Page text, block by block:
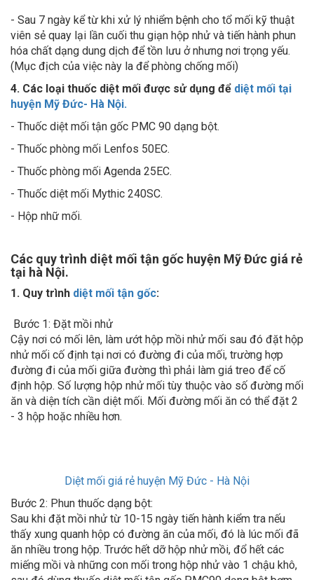
- Sau 7 ngày kể từ khi xử lý nhiểm bệnh cho tổ mối kỹ thuật
viên sẻ quay lại lần cuối thu giạn hộp nhử và tiến hành phun
hóa chất dạng dung dịch để tồn lưu ở nhưng nơi trọng yếu.
(Mục địch của việc này la để phòng chống mối)
4. Các loại thuốc diệt mối được sử dụng để diệt mối tại
huyện Mỹ Đức- Hà Nội.
- Thuốc diệt mối tận gốc PMC 90 dạng bột.
- Thuốc phòng mối Lenfos 50EC.
- Thuốc phòng mối Agenda 25EC.
- Thuốc diệt mối Mythic 240SC.
- Hộp nhữ mối.
Các quy trình diệt mối tận gốc huyện Mỹ Đức giá rẻ
tại hà Nội.
1. Quy trình diệt mối tận gốc
Bước 1: Đặt mồi nhử
Cậy nơi có mối lên, làm ướt hộp mồi nhử mối sau đó đặt hộp
nhử mối cố định tại nơi có đường đi của mối, trường hợp
đường đi của mối giữa đường thì phải làm giá treo để cố
định hộp. Số lượng hộp nhử mối tùy thuộc vào số đường mối
ăn và diện tích cần diệt mối. Mối đường mối ăn có thể đặt 2
- 3 hộp hoặc nhiều hơn.
Diệt mối giá rẻ huyện Mỹ Đức - Hà Nội
Bước 2: Phun thuốc dạng bột:
Sau khi đặt mồi nhử từ 10-15 ngày tiến hành kiểm tra nếu
thấy xung quanh hộp có đường ăn của mối, đó là lúc mối đã
ăn nhiều trong hộp. Trước hết dỡ hộp nhử mồi, đổ hết các
miếng mồi và những con mối trong hộp nhử vào 1 chậu khô,
sau đó dùng thuốc diệt mối tận gốc PMC90 dạng bột bơm